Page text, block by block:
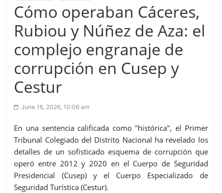
Cómo operaban Cáceres,
Rubiou y Núñez de Aza: el
complejo engranaje de
corrupción en Cusep y
Cestur
June 16, 2026, 10:06 am
En una sentencia calificada como "histórica", el Primer
Tribunal Colegiado del Distrito Nacional ha revelado los
detalles de un sofisticado esquema de corrupción que
operó entre 2012 y 2020 en el Cuerpo de Seguridad
Presidencial (Cusep) y el Cuerpo Especializado de
Seguridad Turística (Cestur).